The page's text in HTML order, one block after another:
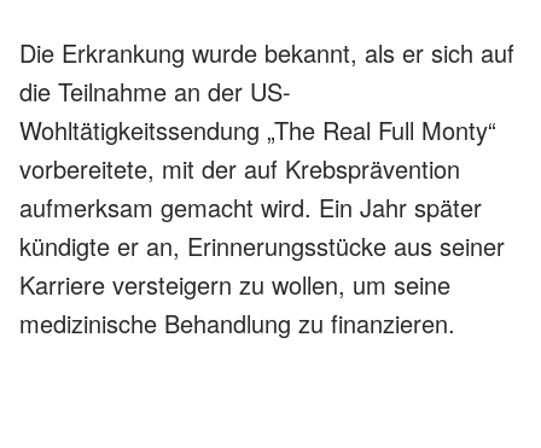
Die Erkrankung wurde bekannt, als er sich auf
die Teilnahme an der US-
Wohltätigkeitssendung „The Real Full Monty“
vorbereitete, mit der auf Krebsprävention
aufmerksam gemacht wird. Ein Jahr später
kündigte er an, Erinnerungsstücke aus seiner
Karriere versteigern zu wollen, um seine
medizinische Behandlung zu finanzieren.